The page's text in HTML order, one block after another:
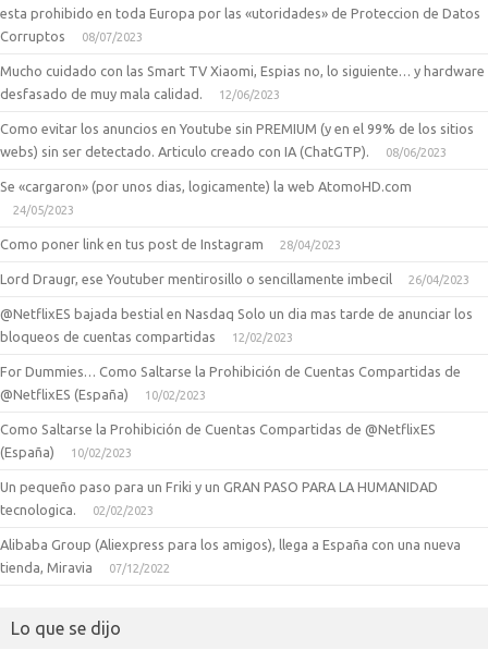
esta prohibido en toda Europa por las «utoridades» de Proteccion de Datos
Corruptos
08/07/2023
Mucho cuidado con las Smart TV Xiaomi, Espias no, lo siguiente… y hardware
desfasado de muy mala calidad.
12/06/2023
Como evitar los anuncios en Youtube sin PREMIUM (y en el 99% de los sitios
webs) sin ser detectado. Articulo creado con IA (ChatGTP).
08/06/2023
Se «cargaron» (por unos dias, logicamente) la web AtomoHD.com
24/05/2023
Como poner link en tus post de Instagram 28/04/2023
Lord Draugr, ese Youtuber mentirosillo o sencillamente imbecil 26/04/2023
@NetflixES bajada bestial en Nasdaq Solo un dia mas tarde de anunciar los
bloqueos de cuentas compartidas
12/02/2023
For Dummies… Como Saltarse la Prohibición de Cuentas Compartidas de
@NetflixES (España)
10/02/2023
Como Saltarse la Prohibición de Cuentas Compartidas de @NetflixES
(España)
10/02/2023
Un pequeño paso para un Friki y un GRAN PASO PARA LA HUMANIDAD
tecnologica.
02/02/2023
Alibaba Group (Aliexpress para los amigos), llega a España con una nueva
tienda, Miravia
07/12/2022
Lo que se dijo